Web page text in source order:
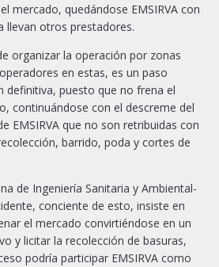
mercado, quedándose EMSIRVA con
llevan otros prestadores.
organizar la operación por zonas
en estas, es un paso
definitiva, puesto que no frena el
continuándose con el descreme del
EMSIRVA que no son retribuidas con
barrido, poda y cortes de
de Ingeniería Sanitaria y Ambiental-
conciente de esto, insiste en
el mercado convirtiéndose en un
y licitar la recolección de basuras,
podría participar EMSIRVA como